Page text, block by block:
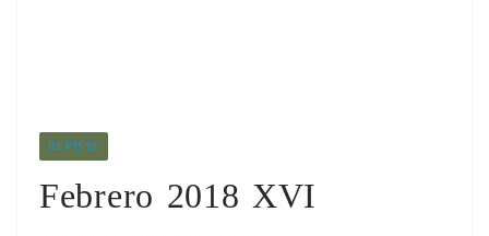
REVISTA
Febrero 2018 XVI